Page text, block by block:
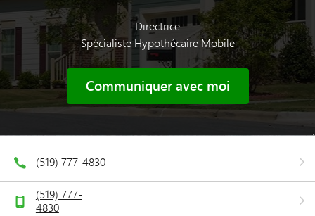
Directrice
Spécialiste Hypothécaire Mobile
Communiquer avec moi
(519) 777-4830
(519) 777-
4830